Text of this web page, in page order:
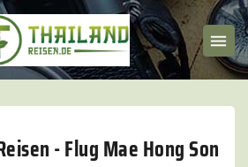
- Flug Mae Hong Son